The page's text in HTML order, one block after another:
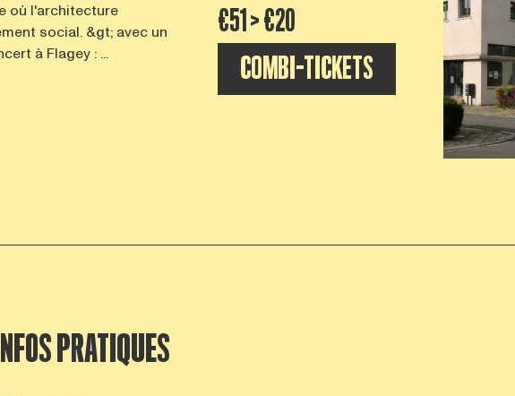
où l'architecture
social. &gt; avec un
à Flagey : ...
€51 > €20
COMBI-TICKETS
INFOS PRATIQUES